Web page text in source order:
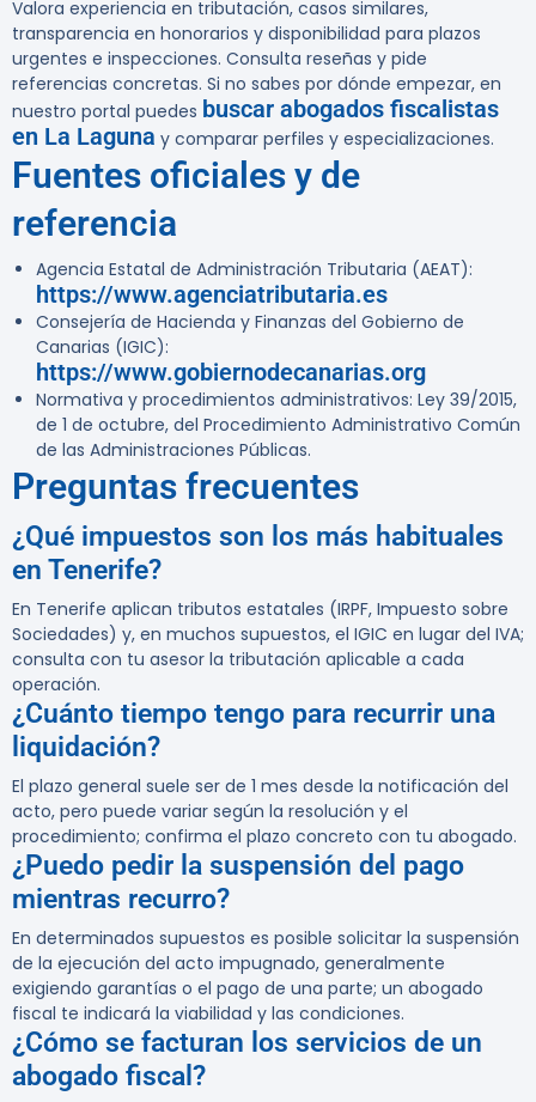
Valora experiencia en tributación, casos similares,
transparencia en honorarios y disponibilidad para plazos
urgentes e inspecciones. Consulta reseñas y pide
referencias concretas. Si no sabes por dónde empezar, en
nuestro portal puedes buscar abogados fiscalistas
en La Laguna y comparar perfiles y especializaciones.
Fuentes oficiales y de
referencia
Agencia Estatal de Administración Tributaria (AEAT):
https://www.agenciatributaria.es
Consejería de Hacienda y Finanzas del Gobierno de
Canarias (IGIC):
https://www.gobiernodecanarias.org
Normativa y procedimientos administrativos: Ley 39/2015,
de 1 de octubre, del Procedimiento Administrativo Común
de las Administraciones Públicas.
Preguntas frecuentes
¿Qué impuestos son los más habituales
en Tenerife?
En Tenerife aplican tributos estatales (IRPF, Impuesto sobre
Sociedades) y, en muchos supuestos, el IGIC en lugar del IVA;
consulta con tu asesor la tributación aplicable a cada
operación.
¿Cuánto tiempo tengo para recurrir una
liquidación?
El plazo general suele ser de 1 mes desde la notificación del
acto, pero puede variar según la resolución y el
procedimiento; confirma el plazo concreto con tu abogado.
¿Puedo pedir la suspensión del pago
mientras recurro?
En determinados supuestos es posible solicitar la suspensión
de la ejecución del acto impugnado, generalmente
exigiendo garantías o el pago de una parte; un abogado
fiscal te indicará la viabilidad y las condiciones.
¿Cómo se facturan los servicios de un
abogado fiscal?